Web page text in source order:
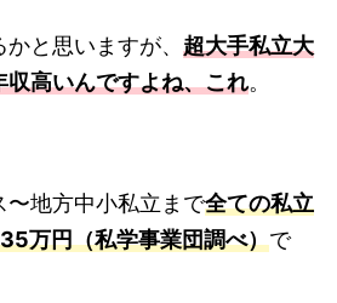
と思いますが、 超大手私立大
高いんですよね、これ。
〜地方中小私立まで全ての私立
万円（私学事業団調べ）で